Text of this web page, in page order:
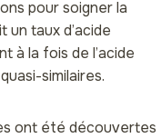
pour soigner la
taux d’acide
à la fois de l’acide
similaires.
ont été découvertes